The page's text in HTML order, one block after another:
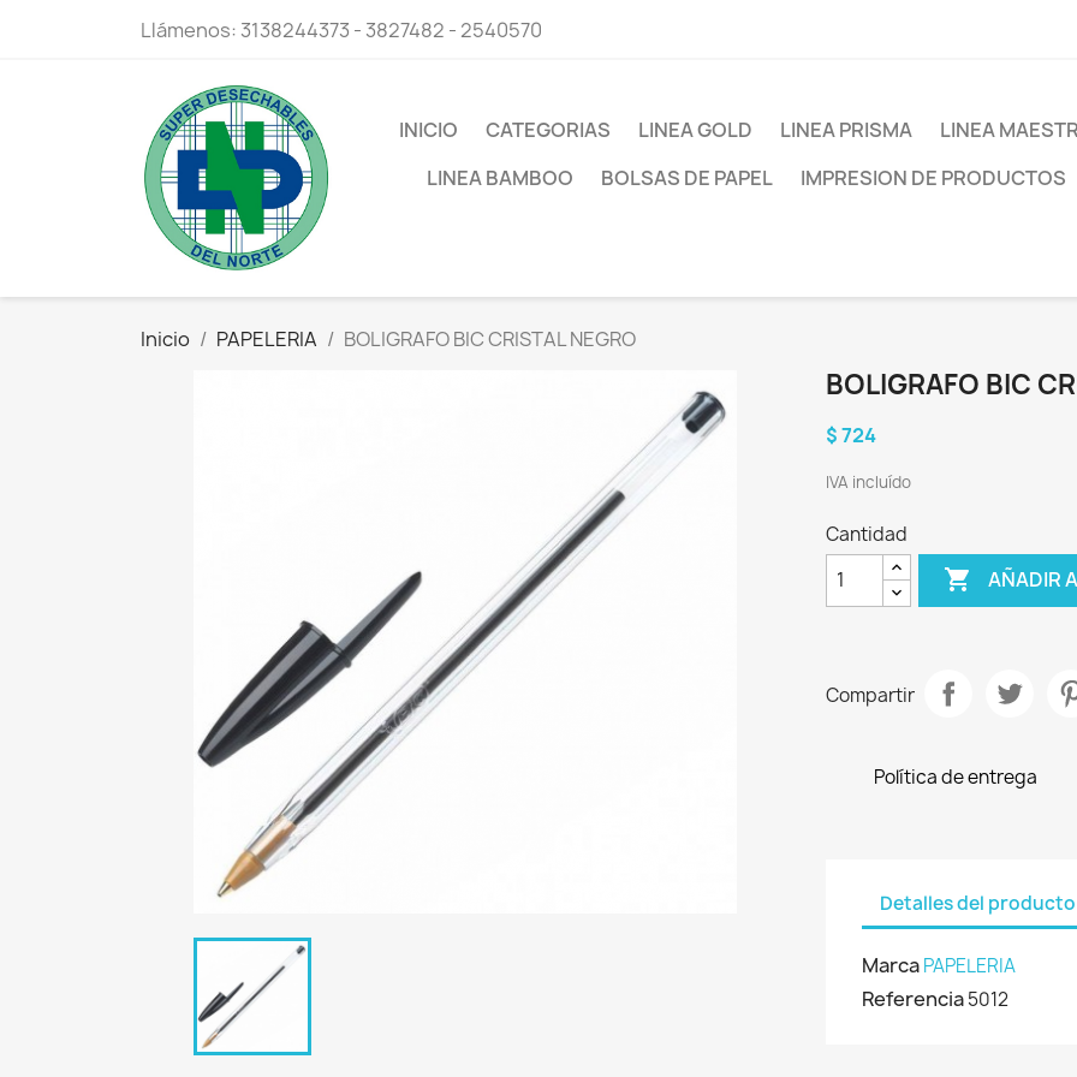
Llámenos: 3138244373 - 3827482 - 2540570
INICIO CATEGORIAS LINEA GOLD LINEA PRISMA LINEA
LINEA BAMBOO
BOLSAS DE PAPEL IMPRESION DE PRODUCTOS
Inicio PAPELERIA BOLIGRAFO BIC CRISTAL NEGRO
BOLIGRAFO BIC
$ 724
IVA incluído
Cantidad
 AÑADIR
Compartir
Política de entrega
Detalles del producto
MarcaPAPELERIA
Referencia5012